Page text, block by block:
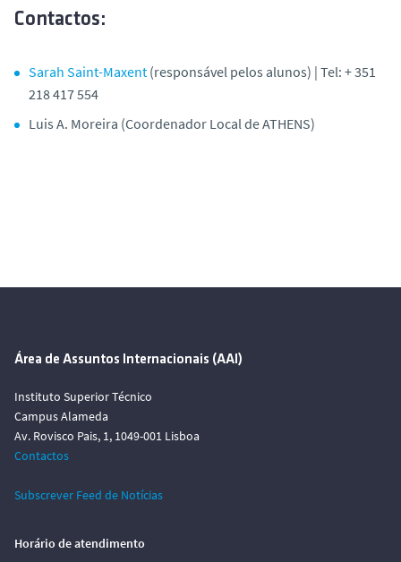
Contactos:
Sarah Saint-Maxent (responsável pelos alunos) | Tel: + 351
218 417 554
Luis A. Moreira (Coordenador Local de ATHENS)
Área de Assuntos Internacionais (AAI)
Instituto Superior Técnico
Campus Alameda
Av. Rovisco Pais, 1, 1049-001 Lisboa
Contactos
Subscrever Feed de Notícias
Horário de atendimento